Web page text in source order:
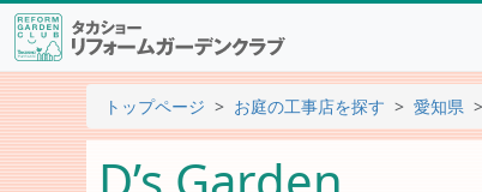
トップページ お庭の工事店を探す 愛知県